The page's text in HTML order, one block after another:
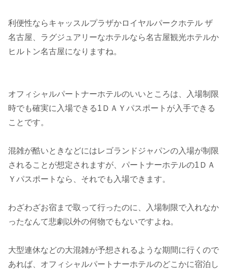
利便性ならキャッスルプラザかロイヤルパークホテル ザ
名古屋、ラグジュアリーなホテルなら名古屋観光ホテルか
ヒルトン名古屋になりますね。
オフィシャルパートナーホテルのいいところは、入場制限
時でも確実に入場できる1ＤＡＹパスポートが入手できる
ことです。
混雑が酷いときなどにはレゴランドジャパンの入場が制限
されることが想定されますが、パートナーホテルの1ＤＡ
Ｙパスポートなら、それでも入場できます。
わざわざお宿まで取って行ったのに、入場制限で入れなか
ったなんて悲劇以外の何物でもないですよね。
大型連休などの大混雑が予想されるような期間に行くので
あれば、オフィシャルパートナーホテルのどこかに宿泊し